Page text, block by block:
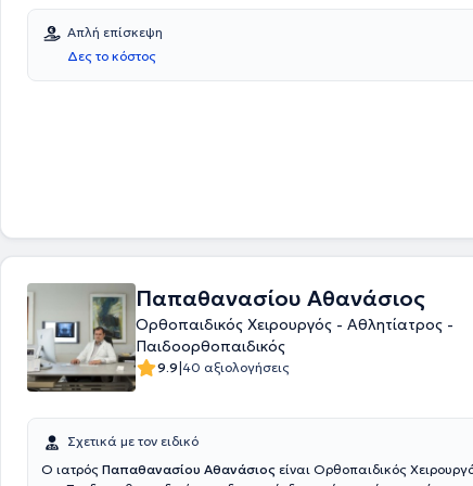
τομέα της τραυματολογίας όσο και τον τομέα της επανορθωτικής
χειρουργικής, με ιδιαίτερο ενδιαφέρον στις παθήσεις του άνω
χειρός και έχει συνάψει συνεργασία με όλες τις ιδιωτικές κλινικές
Απλή επίσκεψη
Δες το κόστος
Παπαθανασίου Αθανάσιος
Ορθοπαιδικός Χειρουργός - Αθλητίατρος -
Παιδοορθοπαιδικός
9.9|40 αξιολογήσεις
Σχετικά με τον ειδικό
O ιατρός Παπαθανασίου Αθανάσιος είναι Ορθοπαιδικός